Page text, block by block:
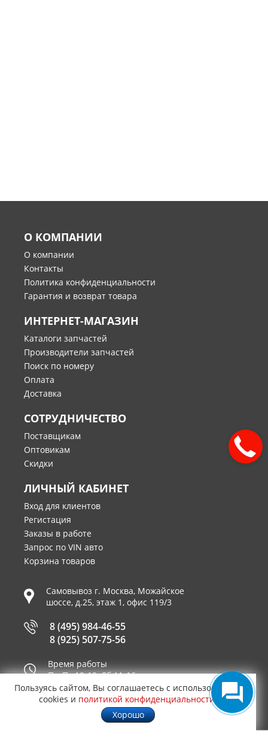
О КОМПАНИИ
О компании
Контакты
Политика конфиденциальности
Гарантия и возврат товара
ИНТЕРНЕТ-МАГАЗИН
Каталоги запчастей
Производители запчастей
Поиск по номеру
Оплата
Доставка
СОТРУДНИЧЕСТВО
Поставщикам
Оптовикам
Скидки
ЛИЧНЫЙ КАБИНЕТ
Вход для клиентов
Регистация
Заказы в работе
Запрос по VIN авто
Корзина товаров
Самовывоз г. Москва, Можайское
шоссе, д.25, этаж 1, офис 119/3
8 (495) 984-46-55
8 (925) 507-75-56
Время работы
Пн-Пт 10-19, Сб 11-16
Принимаем к оплате
Пользуясь сайтом, Вы соглашаетесь с использованием
cookies и политикой конфиденциальности
Хорошо